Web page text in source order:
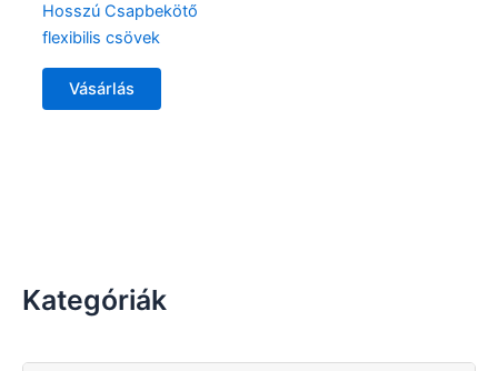
Kategóriák
Hosszú Csapbekötő
flexibilis csövek
Vásárlás